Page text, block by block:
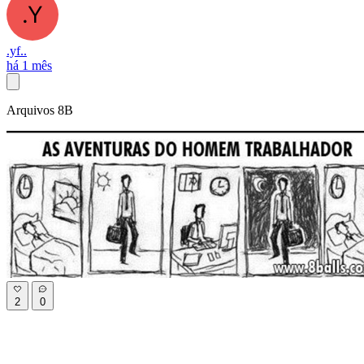
.yf..
há 1 mês
Arquivos 8B
2 0